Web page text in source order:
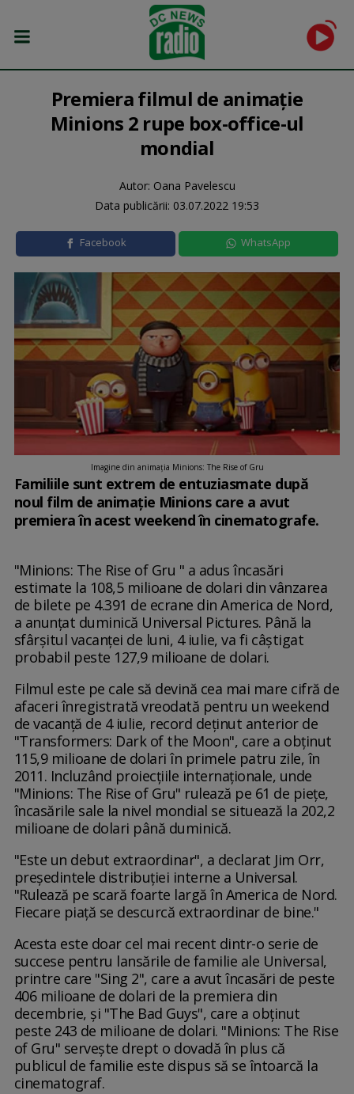
Premiera filmul de animație
Minions 2 rupe box-office-ul
mondial
Autor: Oana Pavelescu
Data publicării: 03.07.2022 19:53
Facebook WhatsApp
Imagine din animația Minions: The Rise of Gru
Familiile sunt extrem de entuziasmate după
noul film de animație Minions care a avut
premiera în acest weekend în cinematografe.
"Minions: The Rise of Gru " a adus încasări
estimate la 108,5 milioane de dolari din vânzarea
de bilete pe 4.391 de ecrane din America de Nord,
a anunțat duminică Universal Pictures. Până la
sfârșitul vacanței de luni, 4 iulie, va fi câștigat
probabil peste 127,9 milioane de dolari.
Filmul este pe cale să devină cea mai mare cifră de
afaceri înregistrată vreodată pentru un weekend
de vacanță de 4 iulie, record deținut anterior de
"Transformers: Dark of the Moon", care a obținut
115,9 milioane de dolari în primele patru zile, în
2011. Incluzând proiecțiile internaționale, unde
"Minions: The Rise of Gru" rulează pe 61 de piețe,
încasările sale la nivel mondial se situează la 202,2
milioane de dolari până duminică.
"Este un debut extraordinar", a declarat Jim Orr,
președintele distribuției interne a Universal.
"Rulează pe scară foarte largă în America de Nord.
Fiecare piață se descurcă extraordinar de bine."
Acesta este doar cel mai recent dintr-o serie de
succese pentru lansările de familie ale Universal,
printre care "Sing 2", care a avut încasări de peste
406 milioane de dolari de la premiera din
decembrie, și "The Bad Guys", care a obținut
peste 243 de milioane de dolari. "Minions: The Rise
of Gru" servește drept o dovadă în plus că
publicul de familie este dispus să se întoarcă la
cinematograf.